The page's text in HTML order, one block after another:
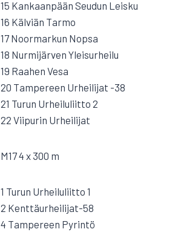
15 Kankaanpään Seudun Leisku
16 Kälviän Tarmo
17 Noormarkun Nopsa
18 Nurmijärven Yleisurheilu
19 Raahen Vesa
20 Tampereen Urheilijat -38
21 Turun Urheiluliitto 2
22 Viipurin Urheilijat
M17 4 x 300 m
1 Turun Urheiluliitto 1
2 Kenttäurheilijat-58
4 Tampereen Pyrintö